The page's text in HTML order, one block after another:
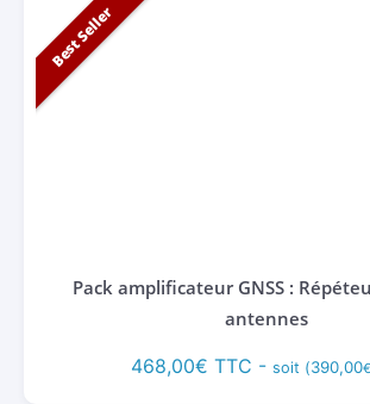
Best Seller
Pack amplificateur GNSS :
antennes
468,00€ TTC - soit (390,00€